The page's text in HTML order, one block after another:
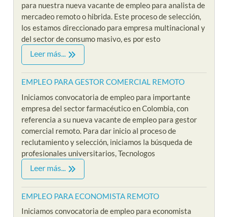
para nuestra nueva vacante de empleo para analista de
mercadeo remoto o hibrida. Este proceso de selección,
los estamos direccionado para empresa multinacional y
del sector de consumo masivo, es por esto
Leer más...
EMPLEO PARA GESTOR COMERCIAL REMOTO
Iniciamos convocatoria de empleo para importante
empresa del sector farmacéutico en Colombia, con
referencia a su nueva vacante de empleo para gestor
comercial remoto. Para dar inicio al proceso de
reclutamiento y selección, iniciamos la búsqueda de
profesionales universitarios, Tecnologos
Leer más...
EMPLEO PARA ECONOMISTA REMOTO
Iniciamos convocatoria de empleo para economista